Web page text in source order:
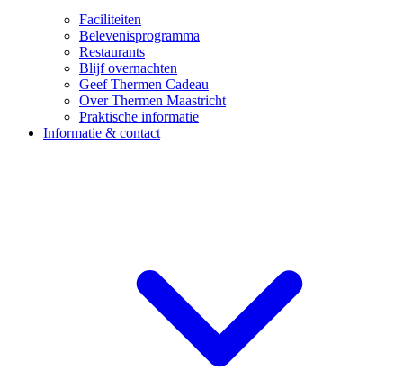
Faciliteiten
Belevenisprogramma
Restaurants
Blijf overnachten
Geef Thermen Cadeau
Over Thermen Maastricht
Praktische informatie
Informatie & contact